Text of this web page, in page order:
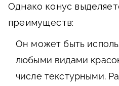
Однако конус
преимуществ:
Он может быть
любыми видами
числе текстурными.